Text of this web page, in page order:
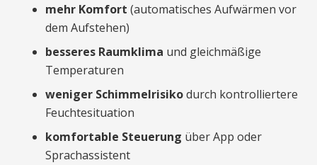
mehr Komfort (automatisches Aufwärmen vor
dem Aufstehen)
besseres Raumklima und gleichmäßige
Temperaturen
weniger Schimmelrisikodurch kontrolliertere
Feuchtesituation
komfortable Steuerung über App oder
Sprachassistent